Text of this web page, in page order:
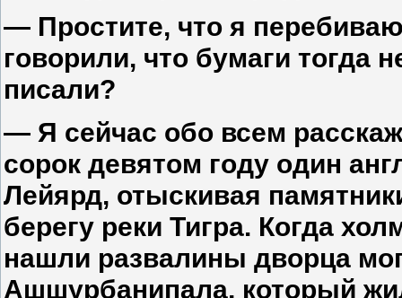
— Простите, что я
говорили, что бумаги тогда
писали?
— Я сейчас обо всем
сорок девятом году один
Лейярд, отыскивая
берегу реки Тигра. Когда
нашли развалины дворца
Ашшурбанипала, который